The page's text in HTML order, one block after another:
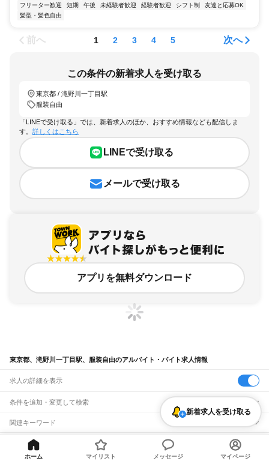
フリーター歓迎 短期 午後 未経験者歓迎 経験者歓迎 シフト制
友達と応募OK
髪型・髪色自由
前へ 1 2 3 4 5 次へ
この条件の新着求人を受け取る
東京都 / 滝野川一丁目駅
服装自由
「LINEで受け取る」では、新着求人のほか、おすすめ情報なども配信しま
す。 詳しくはこちら
LINEで受け取る
メールで受け取る
アプリを無料ダウンロード
東京都、滝野川一丁目駅、服装自由のアルバイト・バイト求人情報
求人の詳細を表示
条件を追加・変更して検索
市区町村を追加・変更
東京都
東京都
東京23区
駅を追加・変更
関連キーワード
バイトTOP
東京23区 滝野川一丁目駅
服装自由の
アルバイト・バイト・求人
新着求人を受け取る
ホーム マイリスト メッセージ マイページ